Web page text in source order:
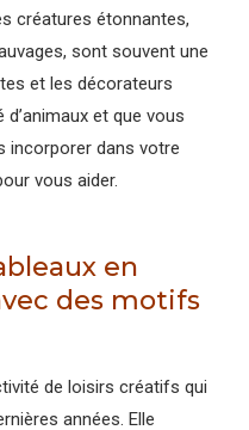
créatures étonnantes,
sont souvent une
et les décorateurs
d’animaux et que vous
incorporer dans votre
vous aider.
en
des motifs
de loisirs créatifs qui
années. Elle